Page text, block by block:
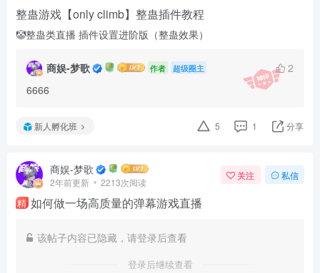
整蛊游戏【only climb】整蛊插件教程
🤡整蛊类直播 插件设置进阶版（整蛊效果）
商娱-梦歌 作者 超级圈主
2
6666
新人孵化班 5 1 分享
商娱-梦歌
2年前更新 2213次阅读
关注 私信
精 如何做一场高质量的弹幕游戏直播
该帖子内容已隐藏，请登录后查看
登录后继续查看